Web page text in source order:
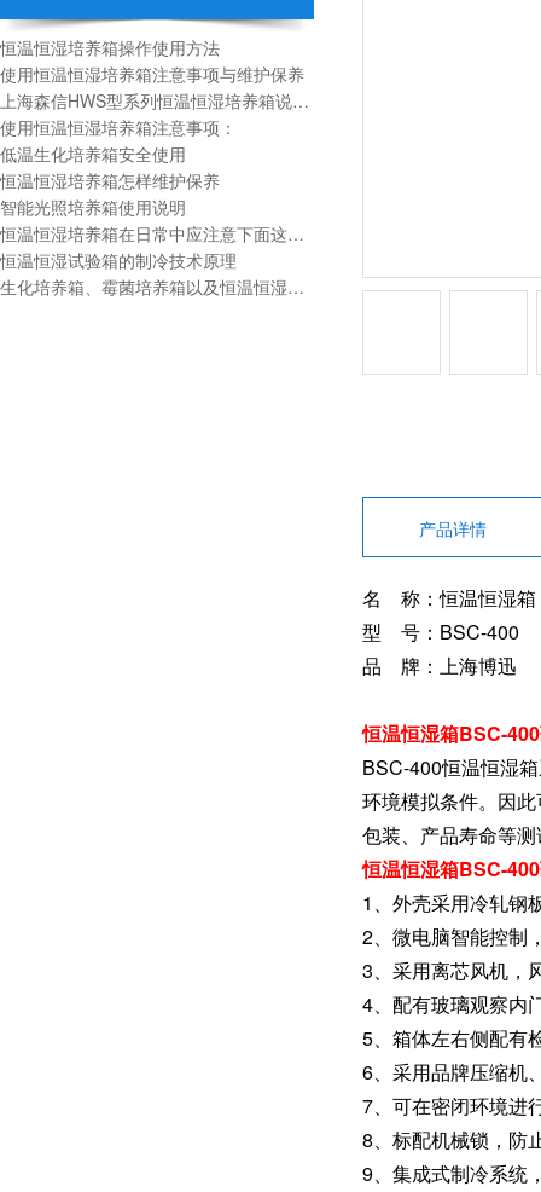
恒温恒湿培养箱操作使用方法
使用恒温恒湿培养箱注意事项与维护保养
上海森信HWS型系列恒温恒湿培养箱说明书
使用恒温恒湿培养箱注意事项：
低温生化培养箱安全使用
恒温恒湿培养箱怎样维护保养
智能光照培养箱使用说明
恒温恒湿培养箱在日常中应注意下面这些事项：
恒温恒湿试验箱的制冷技术原理
生化培养箱、霉菌培养箱以及恒温恒湿箱三者区别
产品详情
名 称：恒温恒湿箱
型 号：BSC-400
品 牌：上海博迅
恒温恒湿箱BSC-
BSC-400恒温恒湿
环境模拟条件。因
包装、产品寿命等
恒温恒湿箱BSC-
1、外壳采用冷轧钢
2、微电脑智能控制
3、采用离芯风机，
4、配有玻璃观察内
5、箱体左右侧配有
6、采用品牌压缩机
7、可在密闭环境进
8、标配机械锁，防
9、集成式制冷系统